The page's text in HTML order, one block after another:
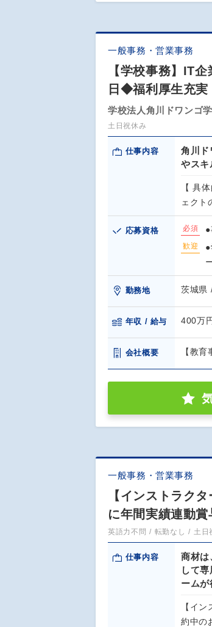
一般事務・営業事務
【学校事務】IT
日◆福利厚生充実
学校法人角川ドワンゴ
土日祝休み
仕事内容
角川ド
やスキ
【 具
ェクト
応募資格 必須
歓迎
勤務地 茨城県
年収 / 給与 400万
会社概要 【教
一般事務・営業事務
【インストラク
に年間実績連動賞
英語力不問 転勤なし 土日
仕事内容
商材は
して
ーム
【イ
約中の